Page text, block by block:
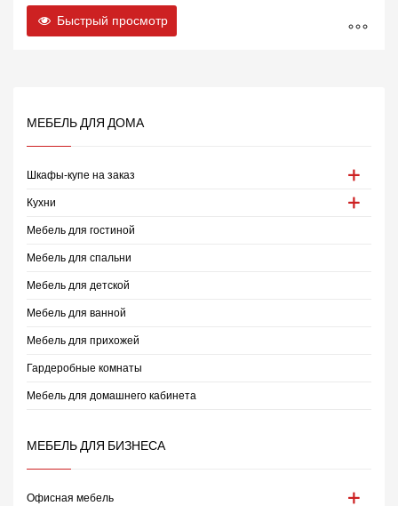
Быстрый просмотр
МЕБЕЛЬ ДЛЯ ДОМА
Шкафы-купе на заказ
Кухни
Мебель для гостиной
Мебель для спальни
Мебель для детской
Мебель для ванной
Мебель для прихожей
Гардеробные комнаты
Мебель для домашнего кабинета
МЕБЕЛЬ ДЛЯ БИЗНЕСА
Офисная мебель